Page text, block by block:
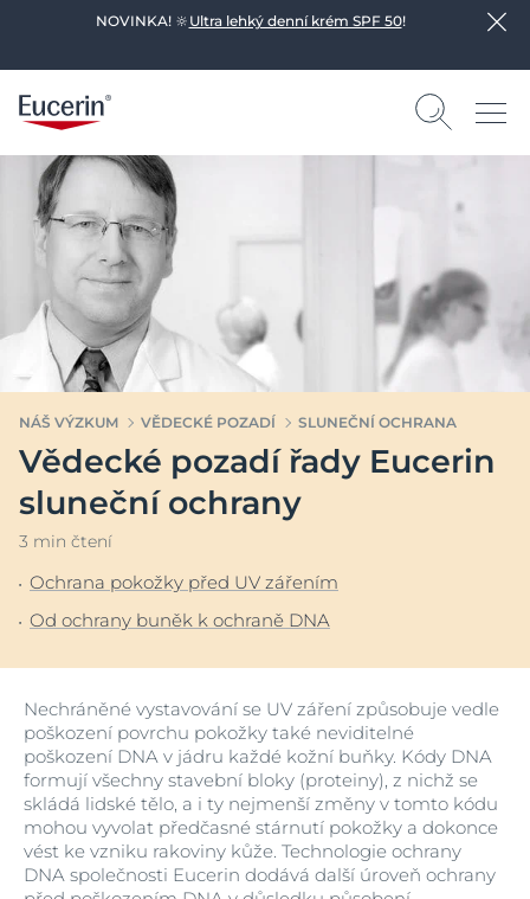
NOVINKA! 🔆 Ultra lehký denní krém SPF 50!
NÁŠ VÝZKUM VĚDECKÉ POZADÍ SLUNEČNÍ OCHRANA
Vědecké pozadí řady Eucerin
sluneční ochrany
3 min čtení
Ochrana pokožky před UV zářením
Od ochrany buněk k ochraně DNA
Nechráněné vystavování se UV záření způsobuje vedle
poškození povrchu pokožky také neviditelné
poškození DNA v jádru každé kožní buňky. Kódy DNA
formují všechny stavební bloky (proteiny), z nichž se
skládá lidské tělo, a i ty nejmenší změny v tomto kódu
mohou vyvolat předčasné stárnutí pokožky a dokonce
vést ke vzniku rakoviny kůže. Technologie ochrany
DNA společnosti Eucerin dodává další úroveň ochrany